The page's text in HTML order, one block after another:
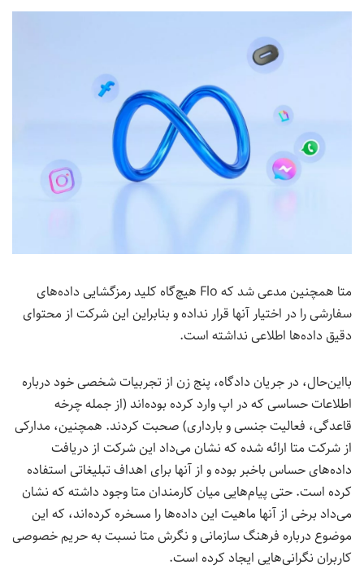
‌متا همچنین مدعی شد که Flo هیچ‌گاه کلید رمزگشایی داده‌های
سفارشی را در اختیار آنها قرار نداده و بنابراین این شرکت از محتوای
دقیق داده‌ها اطلاعی نداشته است.
بااین‌حال، در جریان دادگاه، پنج زن از تجربیات شخصی خود درباره
اطلاعات حساسی که در اپ وارد کرده بوده‌اند (از جمله چرخه
قاعدگی، فعالیت جنسی و بارداری) صحبت کردند. همچنین، مدارکی
از شرکت متا ارائه شده که نشان می‌داد این شرکت از دریافت
داده‌های حساس باخبر بوده و از آنها برای اهداف تبلیغاتی استفاده
کرده است. حتی پیام‌هایی میان کارمندان متا وجود داشته که نشان
می‌داد برخی از آنها ماهیت این داده‌ها را مسخره کرده‌اند، که این
موضوع درباره فرهنگ سازمانی و نگرش متا نسبت به حریم خصوصی
کاربران نگرانی‌هایی ایجاد کرده است.